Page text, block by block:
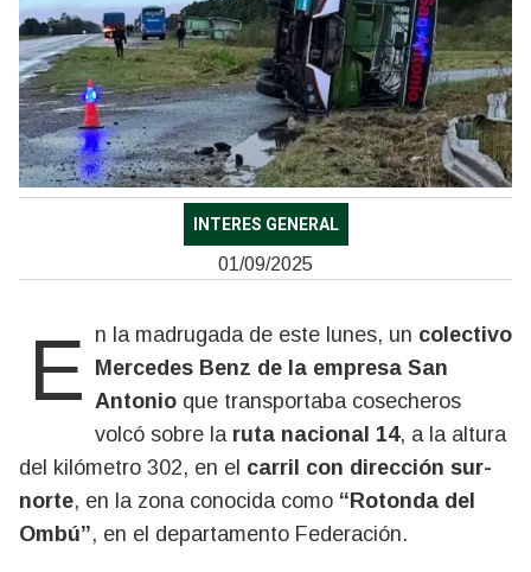
INTERES GENERAL
01/09/2025
En la madrugada de este lunes, un colectivo
Mercedes Benz de la empresa San
Antonio que transportaba cosecheros
volcó sobre la ruta nacional 14, a la altura
del kilómetro 302, en el carril con dirección sur-
norte, en la zona conocida como “Rotonda del
Ombú”, en el departamento Federación.